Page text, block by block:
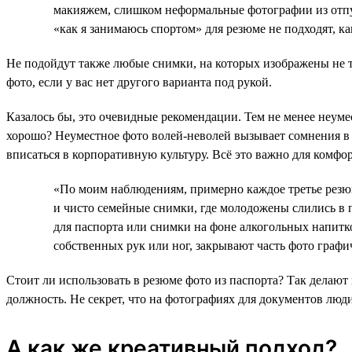
макияжем, слишком неформальные фотографии из
«как я занимаюсь спортом» для резюме не подходят,
Не подойдут также любые снимки, на которых изображены не
фото, если у вас нет другого варианта под рукой.
Казалось бы, это очевидные рекомендации. Тем не менее
хорошо? Неуместное фото волей-неволей вызывает
вписаться в корпоративную культуру. Всё это важно для
«По моим наблюдениям, примерно каждое третье
и чисто семейные снимки, где молодожены слились
для паспорта или снимки на фоне алкогольных
собственных рук или ног, закрывают часть фото
Стоит ли использовать в резюме фото из паспорта? Так
должность. Не секрет, что на фотографиях для документов